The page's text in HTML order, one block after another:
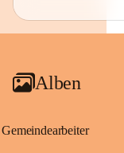
Alben
Gemeindearbeiter